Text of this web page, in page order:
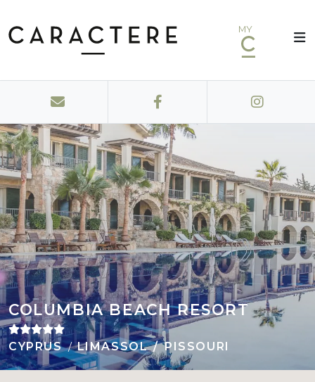
MY
COLUMBIA BEACH RESORT
CYPRUS LIMASSOL PISSOURI